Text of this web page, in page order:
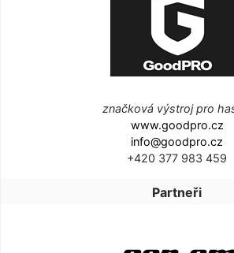
značková výstroj pro
www.goodpro.cz
info@goodpro.cz
+420 377 983 459
Partneři